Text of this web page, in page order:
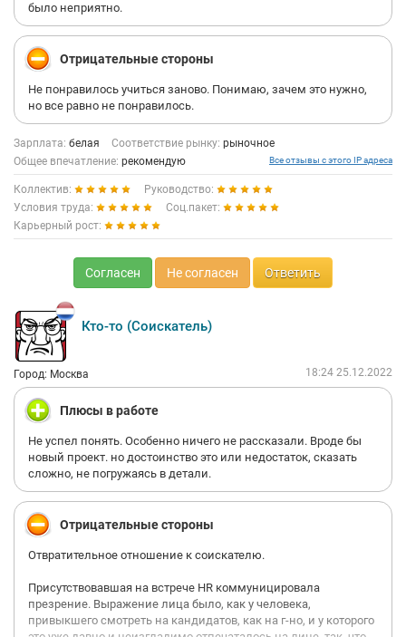
было неприятно.
Отрицательные стороны
Не понравилось учиться заново. Понимаю, зачем это нужно,
но все равно не понравилось.
Зарплата: белая Соответствие рынку: рыночное
Общее впечатление: рекомендую Все отзывы с этого IP адреса
Коллектив:
Руководство:
Условия труда:
Соц.пакет:
Карьерный рост:
Согласен Не согласен Ответить
Кто-то (Соискатель)
Город: Москва 18:24 25.12.2022
Плюсы в работе
Не успел понять. Особенно ничего не рассказали. Вроде бы
новый проект. но достоинство это или недостаток, сказать
сложно, не погружаясь в детали.
Отрицательные стороны
Отвратительное отношение к соискателю.
Присутствовавшая на встрече HR коммуницировала
презрение. Выражение лица было, как у человека,
привыкшего смотреть на кандидатов, как на г-но, и у которого